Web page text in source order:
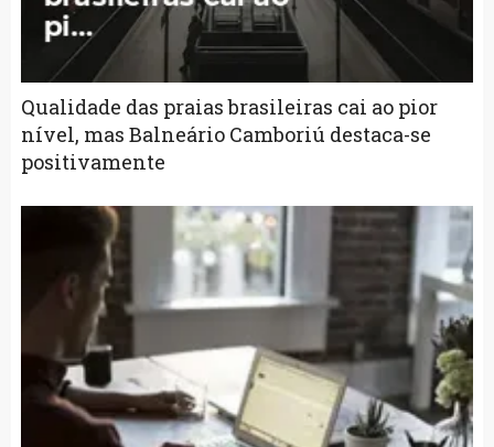
Qualidade das praias brasileiras cai ao pior
nível, mas Balneário Camboriú destaca-se
positivamente